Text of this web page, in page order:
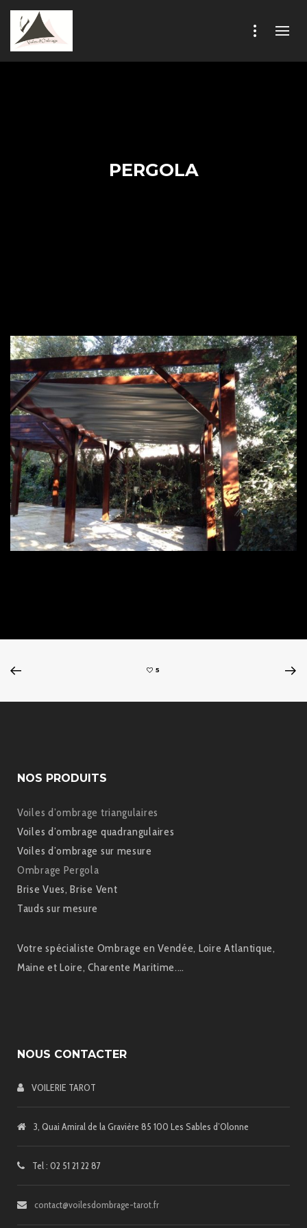
PERGOLA
5
NOS PRODUITS
Voiles d’ombrage triangulaires
Voiles d’ombrage quadrangulaires
Voiles d’ombrage sur mesure
Ombrage Pergola
Brise Vues, Brise Vent
Tauds sur mesure
Votre spécialiste Ombrage en Vendée, Loire Atlantique,
Maine et Loire, Charente Maritime.…
NOUS CONTACTER
VOILERIE TAROT
3, Quai Amiral de la Gravière 85 100 Les Sables d’Olonne
Tel : 02 51 21 22 87
contact@voilesdombrage-tarot.fr